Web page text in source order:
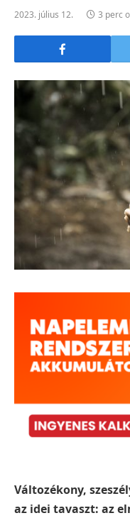
2023. július 12. 3 perc
Változékony,
az idei tavaszt: az